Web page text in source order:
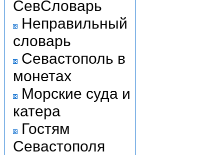
СевСловарь
Неправильный
словарь
Севастополь в
монетах
Морские суда и
катера
Гостям
Севастополя